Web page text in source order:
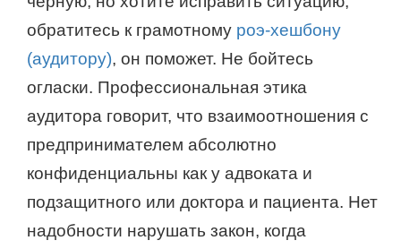
обратитесь к грамотному роэ-хешбону
(аудитору), он поможет. Не бойтесь
огласки. Профессиональная этика
аудитора говорит, что взаимоотношения с
предпринимателем абсолютно
конфиденциальны как у адвоката и
подзащитного или доктора и пациента. Нет
надобности нарушать закон, когда